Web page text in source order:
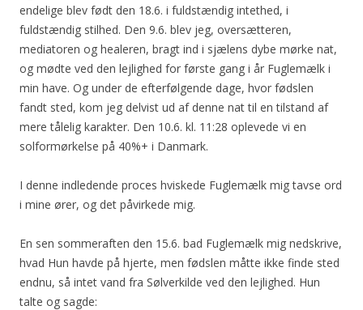
endelige blev født den 18.6. i fuldstændig intethed, i
fuldstændig stilhed. Den 9.6. blev jeg, oversætteren,
mediatoren og healeren, bragt ind i sjælens dybe mørke nat,
og mødte ved den lejlighed for første gang i år Fuglemælk i
min have. Og under de efterfølgende dage, hvor fødslen
fandt sted, kom jeg delvist ud af denne nat til en tilstand af
mere tålelig karakter. Den 10.6. kl. 11:28 oplevede vi en
solformørkelse på 40%+ i Danmark.
I denne indledende proces hviskede Fuglemælk mig tavse ord
i mine ører, og det påvirkede mig.
En sen sommeraften den 15.6. bad Fuglemælk mig nedskrive,
hvad Hun havde på hjerte, men fødslen måtte ikke finde sted
endnu, så intet vand fra Sølverkilde ved den lejlighed. Hun
talte og sagde: